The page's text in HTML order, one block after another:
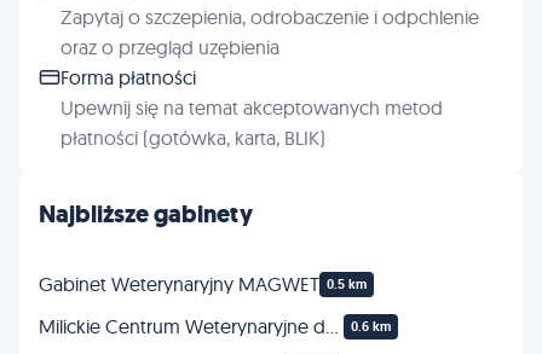
Najbliższe gabinety
Gabinet Weterynaryjny MAGWET 0.5 km
0.6 km
Zapytaj o szczepienia, odrobaczenie i odpchlenie
oraz o przegląd uzębienia
Forma płatności
Upewnij się na temat akceptowanych metod
płatności (gotówka, karta, BLIK)